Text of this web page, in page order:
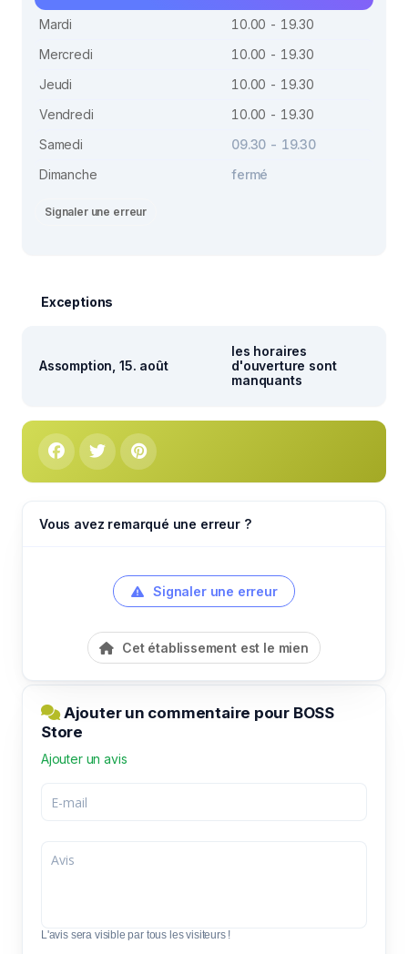
Mardi
10.00 - 19.30
Mercredi
10.00 - 19.30
Jeudi
10.00 - 19.30
Vendredi
10.00 - 19.30
Samedi
09.30 - 19.30
Dimanche
fermé
Signaler une erreur
Exceptions
Assomption, 15. août
les horaires
d'ouverture sont
manquants
Vous avez remarqué une erreur ?
Signaler une erreur
Cet établissement est le mien
Ajouter un commentaire pour BOSS
Store
Ajouter un avis
L'avis sera visible par tous les visiteurs !